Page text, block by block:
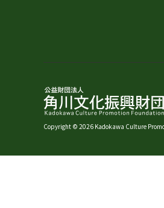
Copyright © 2026 Kadokawa Culture